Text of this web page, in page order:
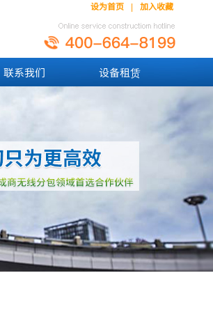
设为首页 加入收藏
联系我们 设备租赁